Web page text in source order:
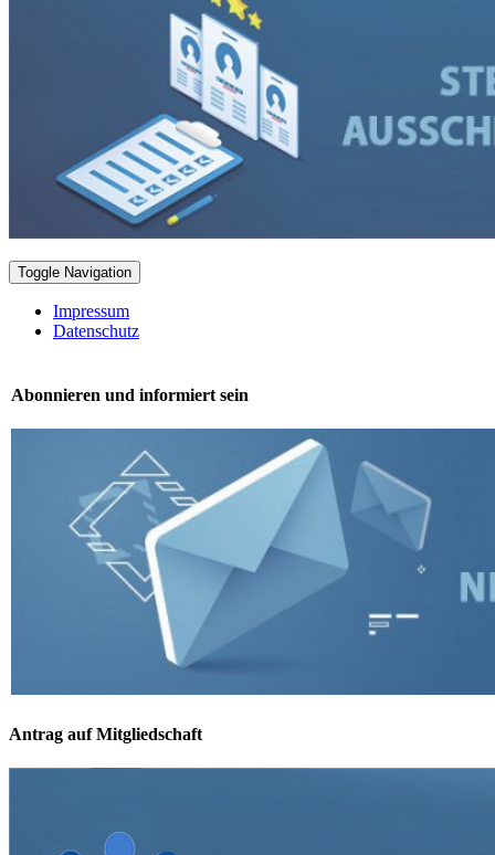
Toggle Navigation
Impressum
Datenschutz
Abonnieren und informiert sein
Antrag auf Mitgliedschaft